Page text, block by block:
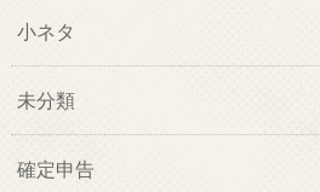
小ネタ
未分類
確定申告